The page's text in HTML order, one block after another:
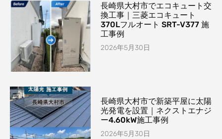
長崎県大村市でエコキュート交
換工事｜三菱エコキュート
370Lフルオート SRT-V377 施
工事例
2026年5月30日
長崎県大村市で新築平屋に太陽
光発電を設置｜ネクストエナジ
ー4.60kW施工事例
2026年5月30日